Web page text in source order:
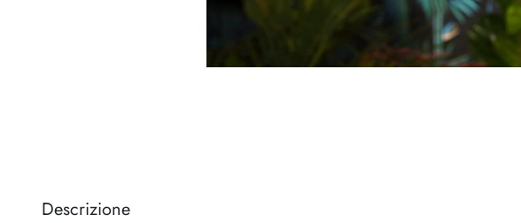
della
Descrizione